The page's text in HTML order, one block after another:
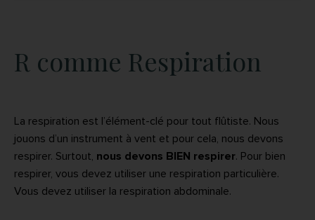
R comme Respiration
La respiration est l’élément-clé pour tout flûtiste. Nous
jouons d’un instrument à vent et pour cela, nous devons
respirer. Surtout, nous devons BIEN respirer. Pour bien
respirer, vous devez utiliser une respiration particulière.
Vous devez utiliser la respiration abdominale.